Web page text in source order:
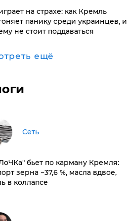
на страхе: как Кремль
панику среди украинцев, и
не стоит поддаваться
ещё
Сеть
бьет по карману Кремля:
зерна −37,6 %, масла вдвое,
в коллапсе